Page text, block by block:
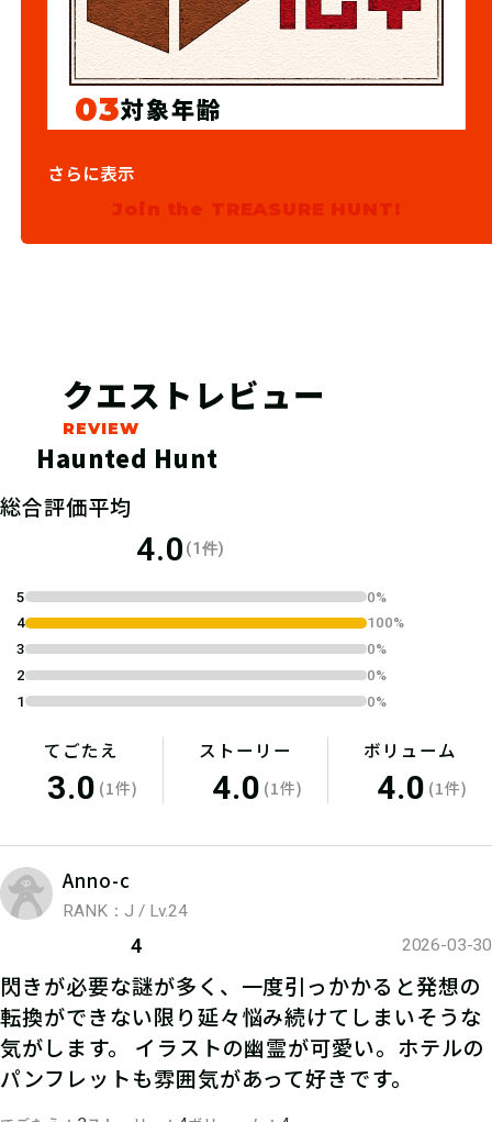
03対象年齢
12歳以上
041.キットを購入
くよ！ 筆記用具やスマートフォンな
ど必要なものを準備しよう！
052.参加表明をする
参加表明をして、クリア時に参加表明
報酬をGETしよう！
さらに表示
Join the TREASURE HUNT!
クエストレビュー
Haunted Hunt
総合評価平均
4.0 (1件)
5
0%
4
100%
3
0%
2
0%
1
0%
てごたえ
3.0 (1件)
ストーリー
4.0 (1件)
ボリューム
4.0 (1件)
Anno-c
RANK：J / Lv.24
4 2026-03-30
閃きが必要な謎が多く、一度引っかかると発想の
転換ができない限り延々悩み続けてしまいそうな
気がします。 イラストの幽霊が可愛い。ホテルの
パンフレットも雰囲気があって好きです。